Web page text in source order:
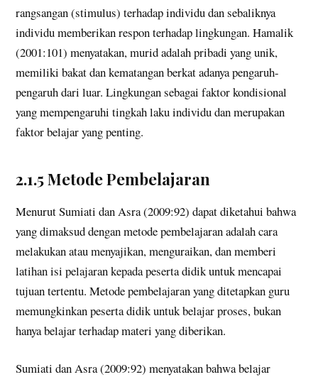
rangsangan (stimulus) terhadap individu dan sebaliknya
individu memberikan respon terhadap lingkungan. Hamalik
(2001:101) menyatakan, murid adalah pribadi yang unik,
memiliki bakat dan kematangan berkat adanya pengaruh-
pengaruh dari luar. Lingkungan sebagai faktor kondisional
yang mempengaruhi tingkah laku individu dan merupakan
faktor belajar yang penting.
2.1.5 Metode Pembelajaran
Menurut Sumiati dan Asra (2009:92) dapat diketahui bahwa
yang dimaksud dengan metode pembelajaran adalah cara
melakukan atau menyajikan, menguraikan, dan memberi
latihan isi pelajaran kepada peserta didik untuk mencapai
tujuan tertentu. Metode pembelajaran yang ditetapkan guru
memungkinkan peserta didik untuk belajar proses, bukan
hanya belajar terhadap materi yang diberikan.
Sumiati dan Asra (2009:92) menyatakan bahwa belajar